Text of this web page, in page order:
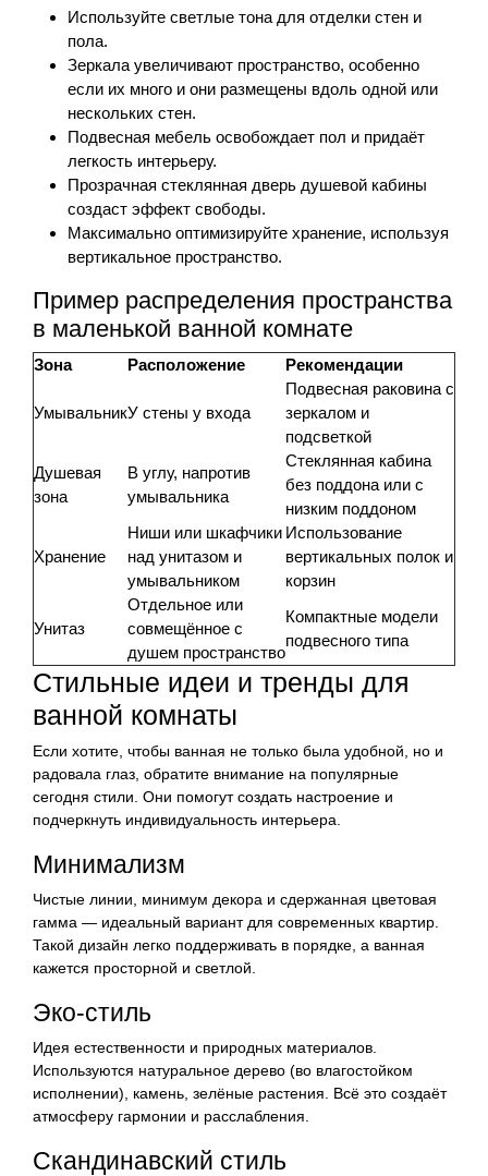
Используйте светлые тона для отделки стен и
пола.
Зеркала увеличивают пространство, особенно
если их много и они размещены вдоль одной или
нескольких стен.
Подвесная мебель освобождает пол и придаёт
легкость интерьеру.
Прозрачная стеклянная дверь душевой кабины
создаст эффект свободы.
Максимально оптимизируйте хранение, используя
вертикальное пространство.
Пример распределения пространства
в маленькой ванной комнате
Зона Расположение Рекомендации
УмывальникУ стены у входа
Подвесная раковина с
зеркалом и
подсветкой
Душевая
зона
В углу, напротив
умывальника
Стеклянная кабина
без поддона или с
низким поддоном
Хранение
Ниши или шкафчики
над унитазом и
умывальником
Использование
вертикальных полок и
корзин
Унитаз
Отдельное или
совмещённое с
душем пространство
Компактные модели
подвесного типа
Стильные идеи и тренды для
ванной комнаты
Если хотите, чтобы ванная не только была удобной, но и
радовала глаз, обратите внимание на популярные
сегодня стили. Они помогут создать настроение и
подчеркнуть индивидуальность интерьера.
Минимализм
Чистые линии, минимум декора и сдержанная цветовая
гамма — идеальный вариант для современных квартир.
Такой дизайн легко поддерживать в порядке, а ванная
кажется просторной и светлой.
Эко-стиль
Идея естественности и природных материалов.
Используются натуральное дерево (во влагостойком
исполнении), камень, зелёные растения. Всё это создаёт
атмосферу гармонии и расслабления.
Скандинавский стиль